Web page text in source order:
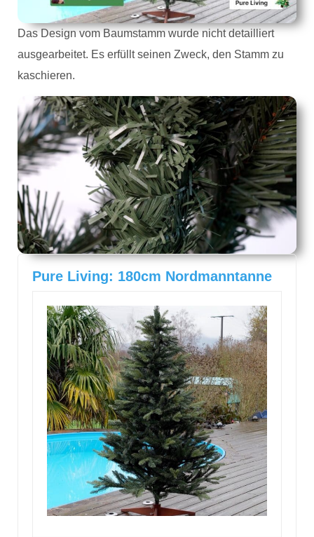
Das Design vom Baumstamm wurde nicht detailliert
ausgearbeitet. Es erfüllt seinen Zweck, den Stamm zu
kaschieren.
Pure Living: 180cm Nordmanntanne